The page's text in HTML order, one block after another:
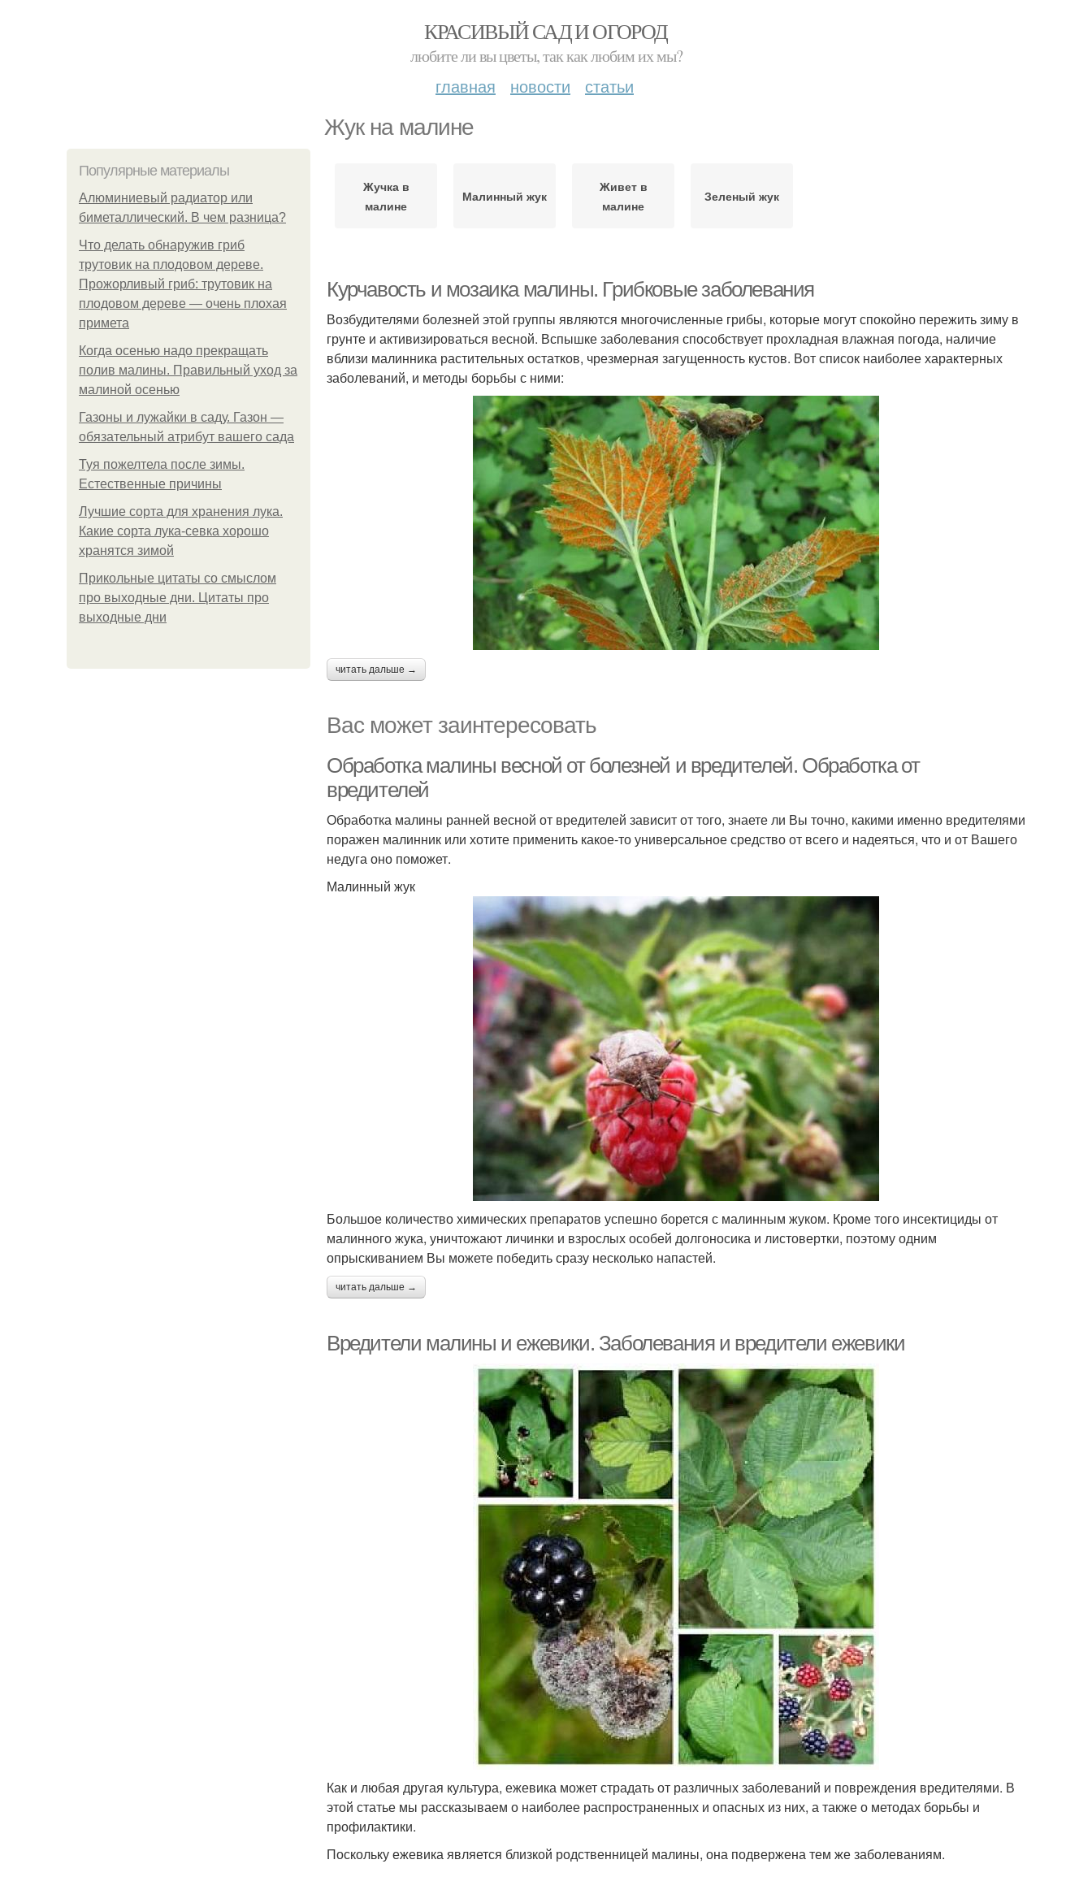
КРАСИВЫЙ САД И ОГОРОД
любите ли вы цветы, так как любим их мы?
главная новости статьи
Жук на малине
Популярные материалы
Алюминиевый радиатор или
биметаллический. В чем разница?
Что делать обнаружив гриб
трутовик на плодовом дереве.
Прожорливый гриб: трутовик на
плодовом дереве — очень плохая
примета
Когда осенью надо прекращать
полив малины. Правильный уход за
малиной осенью
Газоны и лужайки в саду. Газон —
обязательный атрибут вашего сада
Туя пожелтела после зимы.
Естественные причины
Лучшие сорта для хранения лука.
Какие сорта лука-севка хорошо
хранятся зимой
Прикольные цитаты со смыслом
про выходные дни. Цитаты про
выходные дни
Жучка в
малине
Малинный жук
Живет в
малине
Зеленый жук
Курчавость и мозаика малины. Грибковые заболевания
Возбудителями болезней этой группы являются многочисленные грибы, которые могут спокойно пережить зиму в
грунте и активизироваться весной. Вспышке заболевания способствует прохладная влажная погода, наличие
вблизи малинника растительных остатков, чрезмерная загущенность кустов. Вот список наиболее характерных
заболеваний, и методы борьбы с ними:
читать дальше →
Вас может заинтересовать
Обработка малины весной от болезней и вредителей. Обработка от
вредителей
Обработка малины ранней весной от вредителей зависит от того, знаете ли Вы точно, какими именно вредителями
поражен малинник или хотите применить какое-то универсальное средство от всего и надеяться, что и от Вашего
недуга оно поможет.
Малинный жук
Большое количество химических препаратов успешно борется с малинным жуком. Кроме того инсектициды от
малинного жука, уничтожают личинки и взрослых особей долгоносика и листовертки, поэтому одним
опрыскиванием Вы можете победить сразу несколько напастей.
читать дальше →
Вредители малины и ежевики. Заболевания и вредители ежевики
Как и любая другая культура, ежевика может страдать от различных заболеваний и повреждения вредителями. В
этой статье мы рассказываем о наиболее распространенных и опасных из них, а также о методах борьбы и
профилактики.
Поскольку ежевика является близкой родственницей малины, она подвержена тем же заболеваниям.